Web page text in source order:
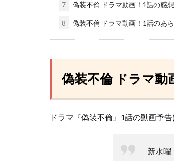
7 偽装不倫 ドラマ動画！1話の感
8 偽装不倫 ドラマ動画！1話のあ
偽装不倫 ドラマ動
ドラマ『偽装不倫』1話の動画予告
新水曜